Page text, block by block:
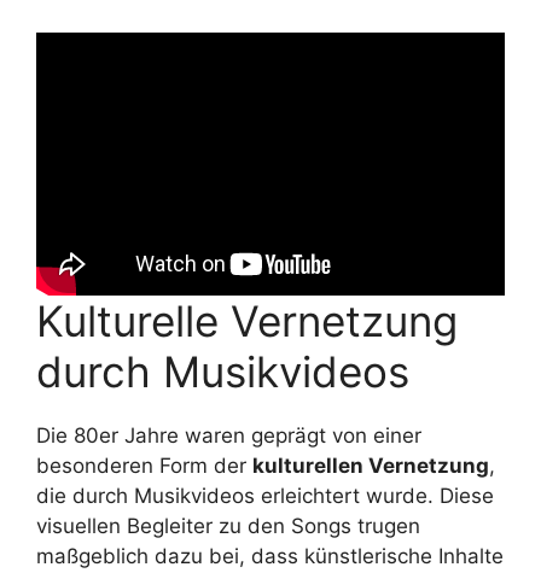
Kulturelle Vernetzung
durch Musikvideos
Die 80er Jahre waren geprägt von einer
besonderen Form der kulturellen Vernetzung,
die durch Musikvideos erleichtert wurde. Diese
visuellen Begleiter zu den Songs trugen
maßgeblich dazu bei, dass künstlerische Inhalte